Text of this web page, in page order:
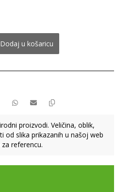
Dodaj u košaricu
proizvodi. Veličina, oblik,
od slika prikazanih u našoj web
referencu.